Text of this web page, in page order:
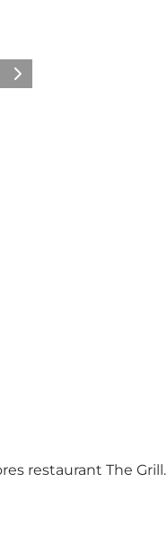
Næste
restaurant The Grill.